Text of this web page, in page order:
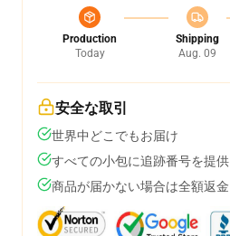
Production
Today
Shipping
Aug. 09
安全な取引
世界中どこでもお届け
すべての小包に追跡番号を提供
商品が届かない場合は全額返金